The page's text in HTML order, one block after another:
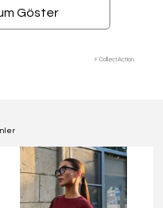
Göster
⚡ CollectAction